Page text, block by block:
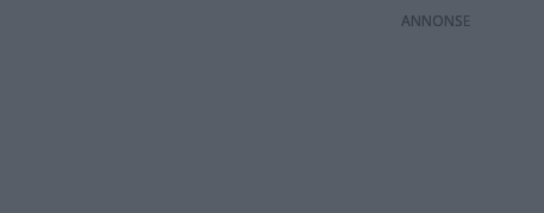
ANNONS